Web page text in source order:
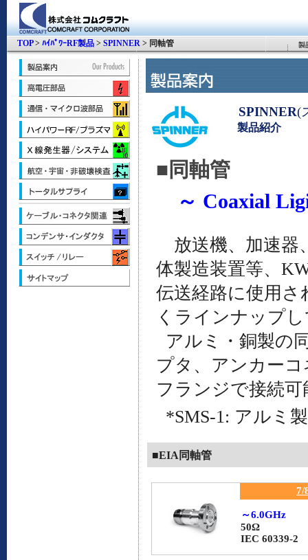
TOP> ﾊｲﾊﾟﾜｰRF製品 > SPINNER > 同軸管
SPINNER(
製品紹介
■同軸管
～ Coaxial
放送機、加速器
体製造装置等、
伝送経路に使用さ
くラインナップ
アルミ・銅製の
プタ、アンカー
フランジで接続
*SMS-1: アルミ
■EIA同軸管
7/
～6.0GHz
50Ω
IEC 60339-2